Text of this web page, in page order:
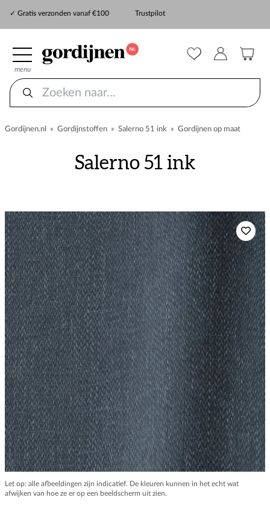
✓ Gratis verzonden vanaf €100
Trustpilot
menu
Gordijnen.nl » Gordijnstoffen » Salerno 51 ink » Gordijnen op maat
Salerno 51 ink
Let op: alle afbeeldingen zijn indicatief. De kleuren kunnen in het echt wat
afwijken van hoe ze er op een beeldscherm uit zien.